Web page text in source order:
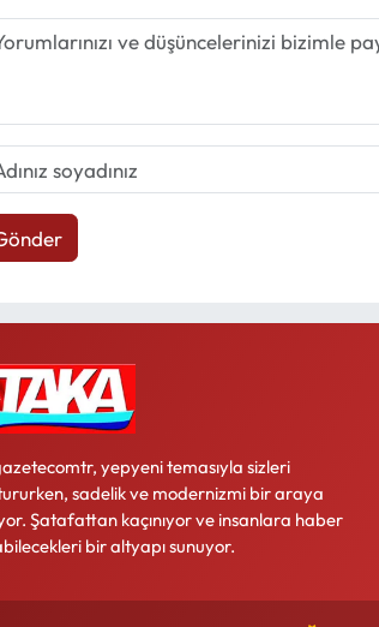
yepyeni temasıyla sizleri
sadelik ve modernizmi bir araya
Şatafattan kaçınıyor ve insanlara haber
bir altyapı sunuyor.